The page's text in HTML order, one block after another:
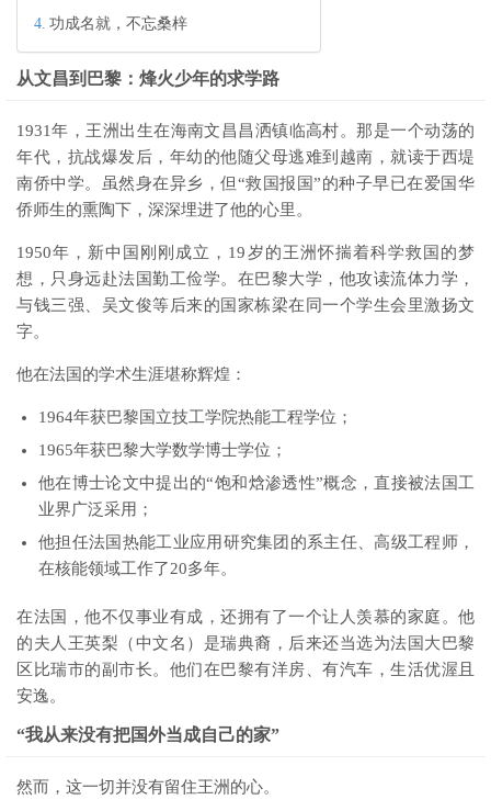
功成名就，不忘桑梓
从文昌到巴黎：烽火少年的求学路
1931年，王洲出生在海南文昌昌洒镇临高村。那是一个动荡的
年代，抗战爆发后，年幼的他随父母逃难到越南，就读于西堤
南侨中学。虽然身在异乡，但“救国报国”的种子早已在爱国华
侨师生的熏陶下，深深埋进了他的心里。
1950年，新中国刚刚成立，19岁的王洲怀揣着科学救国的梦
想，只身远赴法国勤工俭学。在巴黎大学，他攻读流体力学，
与钱三强、吴文俊等后来的国家栋梁在同一个学生会里激扬文
字。
他在法国的学术生涯堪称辉煌：
1964年获巴黎国立技工学院热能工程学位；
1965年获巴黎大学数学博士学位；
他在博士论文中提出的“饱和焓渗透性”概念，直接被法国工
业界广泛采用；
他担任法国热能工业应用研究集团的系主任、高级工程师，
在核能领域工作了20多年。
在法国，他不仅事业有成，还拥有了一个让人羡慕的家庭。他
的夫人王英梨（中文名）是瑞典裔，后来还当选为法国大巴黎
区比瑞市的副市长。他们在巴黎有洋房、有汽车，生活优渥且
安逸。
“我从来没有把国外当成自己的家”
然而，这一切并没有留住王洲的心。